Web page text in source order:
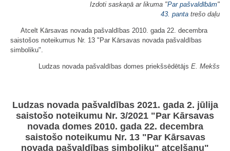
Izdoti saskaņā ar likuma "Par pašvaldībām"
43. panta trešo daļu
Atcelt Kārsavas novada pašvaldības 2010. gada 22. decembra
saistošos noteikumus Nr. 13 "Par Kārsavas novada pašvaldības
simboliku".
Ludzas novada pašvaldības domes priekšsēdētājs E. Mekšs
Ludzas novada pašvaldības 2021. gada 2. jūlija
saistošo noteikumu Nr. 3/2021 "Par Kārsavas
novada domes 2010. gada 22. decembra
saistošo noteikumu Nr. 13 "Par Kārsavas
novada pašvaldības simboliku" atcelšanu"